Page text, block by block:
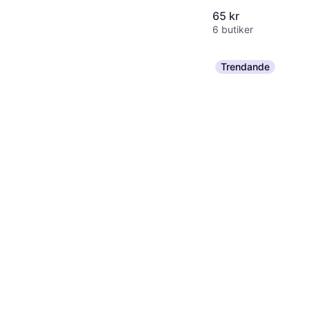
65 kr
6 butiker
Trendande